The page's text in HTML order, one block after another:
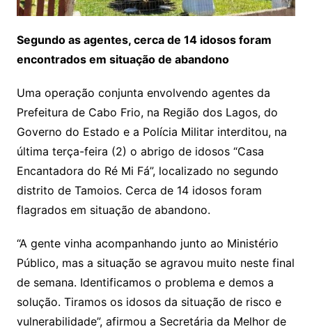
Segundo as agentes, cerca de 14 idosos foram
encontrados em situação de abandono
Uma operação conjunta envolvendo agentes da
Prefeitura de Cabo Frio, na Região dos Lagos, do
Governo do Estado e a Polícia Militar interditou, na
última terça-feira (2) o abrigo de idosos “Casa
Encantadora do Ré Mi Fá”, localizado no segundo
distrito de Tamoios. Cerca de 14 idosos foram
flagrados em situação de abandono.
“A gente vinha acompanhando junto ao Ministério
Público, mas a situação se agravou muito neste final
de semana. Identificamos o problema e demos a
solução. Tiramos os idosos da situação de risco e
vulnerabilidade”, afirmou a Secretária da Melhor de